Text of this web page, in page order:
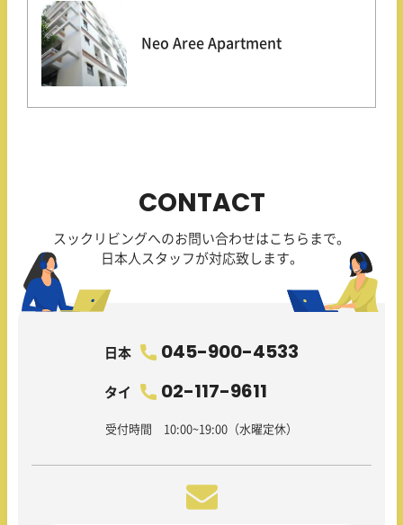
Neo Aree Apartment
CONTACT
スックリビングへのお問い合わせはこちらまで。
日本人スタッフが対応致します。
日本 045-900-4533
タイ 02-117-9611
受付時間 10:00~19:00（水曜定休）